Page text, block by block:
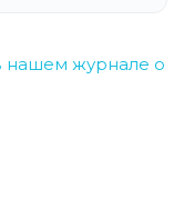
нашем журнале о